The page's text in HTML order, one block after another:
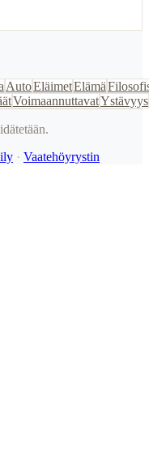
AutoEläimetElämä
VoimaannuttavatYstävyys
· Vaatehöyrystin